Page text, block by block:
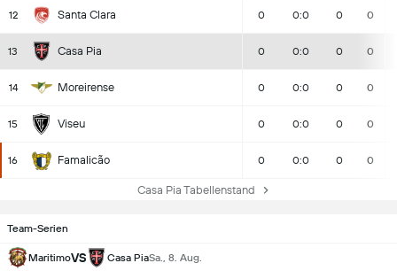
12 Santa Clara 0 0:0 0 0
13 Casa Pia 0 0:0 0 0
14 Moreirense 0 0:0 0 0
15 Viseu 0 0:0 0 0
16 Famalicão 0 0:0 0 0
Casa Pia Tabellenstand
Team-Serien
MaritimoVS Casa PiaSa., 8. Aug.